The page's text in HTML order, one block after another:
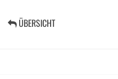
ÜBERSICHT